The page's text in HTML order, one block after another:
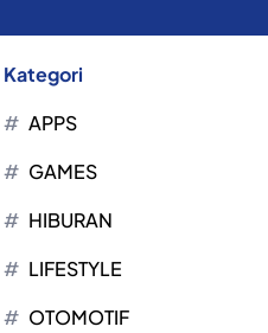
Kategori
APPS
GAMES
HIBURAN
LIFESTYLE
OTOMOTIF